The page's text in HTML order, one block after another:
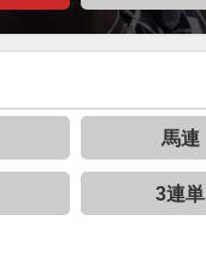
馬連
3連単